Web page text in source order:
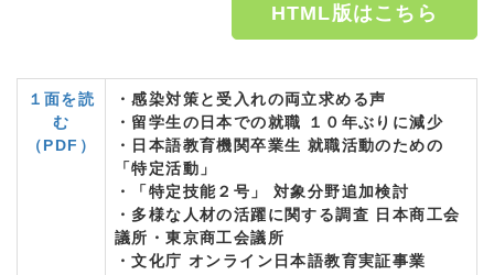
HTML版はこちら
１面を読
む
（PDF）
・感染対策と受入れの両立求める声
・留学生の日本での就職 １０年ぶりに減少
・日本語教育機関卒業生 就職活動のための
「特定活動」
・「特定技能２号」 対象分野追加検討
・多様な人材の活躍に関する調査 日本商工会
議所・東京商工会議所
・文化庁 オンライン日本語教育実証事業